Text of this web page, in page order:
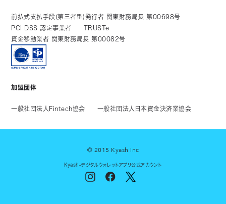
前払式支払手段(第三者型)発行者 関東財務局長 第00698号
PCI DSS 認定事業者
TRUSTe
資金移動業者 関東財務局長 第00082号
加盟団体
一般社団法人Fintech協会 一般社団法人日本資金決済業協会
© 2015 Kyash Inc
Kyash-デジタルウォレットアプリ公式アカウント